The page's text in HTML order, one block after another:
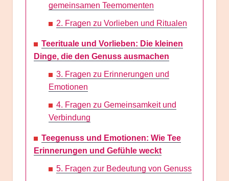
gemeinsamen Teemomenten
2. Fragen zu Vorlieben und Ritualen
Teerituale und Vorlieben: Die kleinen
Dinge, die den Genuss ausmachen
3. Fragen zu Erinnerungen und
Emotionen
4. Fragen zu Gemeinsamkeit und
Verbindung
Teegenuss und Emotionen: Wie Tee
Erinnerungen und Gefühle weckt
5. Fragen zur Bedeutung von Genuss